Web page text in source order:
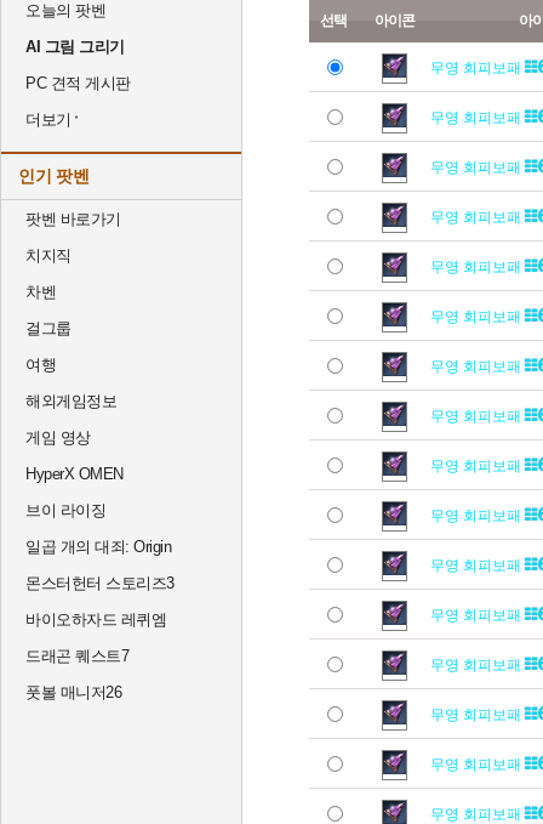
오늘의 팟벤
AI 그림 그리기
PC 견적 게시판
더보기
인기 팟벤
팟벤 바로가기
치지직
차벤
걸그룹
여행
해외게임정보
게임 영상
HyperX OMEN
브이 라이징
일곱 개의 대죄: Origin
몬스터헌터 스토리즈3
바이오하자드 레퀴엠
드래곤 퀘스트7
풋볼 매니저26
선택 아이콘 아
무영 회피보패
무영 회피보패
무영 회피보패
무영 회피보패
무영 회피보패
무영 회피보패
무영 회피보패
무영 회피보패
무영 회피보패
무영 회피보패
무영 회피보패
무영 회피보패
무영 회피보패
무영 회피보패
무영 회피보패
무영 회피보패